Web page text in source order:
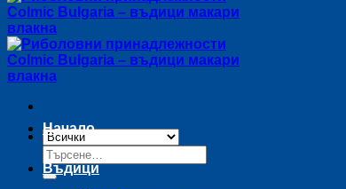
Търсене
за:
Начало
Въдици